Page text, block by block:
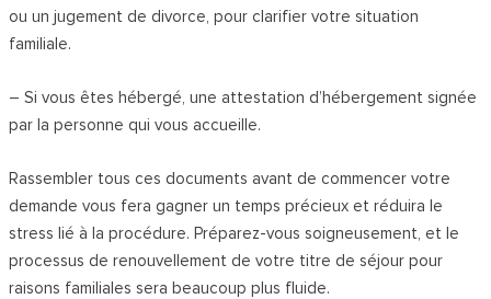
ou un jugement de divorce, pour clarifier votre situation
familiale.
– Si vous êtes hébergé, une attestation d’hébergement signée
par la personne qui vous accueille.
Rassembler tous ces documents avant de commencer votre
demande vous fera gagner un temps précieux et réduira le
stress lié à la procédure. Préparez-vous soigneusement, et le
processus de renouvellement de votre titre de séjour pour
raisons familiales sera beaucoup plus fluide.